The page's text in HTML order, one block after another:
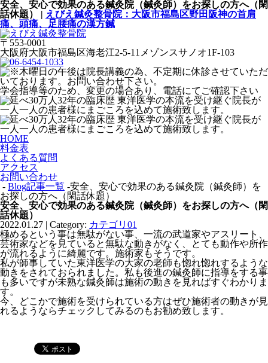
安全、安心で効果のある鍼灸院（鍼灸師）をお探しの方へ（閑
話休題） | えびえ鍼灸整骨院：大阪市福島区野田阪神の首肩
痛、頭痛、足腰痛の漢方鍼
〒553-0001
大阪府大阪市福島区海老江2-5-11メゾンスサノオ1F-103
学会指導等のため、変更の場合あり、電話にてご確認下さい
HOME
料金表
よくある質問
アクセス
お問い合わせ
- Blog記事一覧 -安全、安心で効果のある鍼灸院（鍼灸師）を
お探しの方へ（閑話休題）
安全、安心で効果のある鍼灸院（鍼灸師）をお探しの方へ（閑
話休題）
2022.01.27 | Category: カテゴリ01
極めるという事は無駄がない事、一流の武道家やアスリート、
芸術家などを見ていると無駄な動きがなく、とても動作や所作
が流れるように綺麗です。施術家もそうです。
私が師事していた東洋医学の大家の老師も惚れ惚れするような
動きをされておられました。私も後進の鍼灸師に指導をする事
も多いですが未熟な鍼灸師は施術の動きを見ればすぐわかりま
す。
今、どこかで施術を受けられている方はぜひ施術者の動きが見
れるようならチェックしてみるのもお勧め致します。